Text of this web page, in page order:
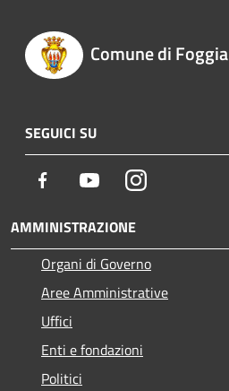
Comune di Foggia
SEGUICI SU
Facebook YoutubeInstagram
AMMINISTRAZIONE
Organi di Governo
Aree Amministrative
Uffici
Enti e fondazioni
Politici